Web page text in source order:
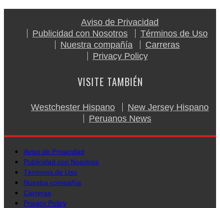
Aviso de Privacidad
Publicidad con Nosotros
Términos de Uso
Nuestra compañía
Carreras
Privacy Policy
VISITE TAMBIÉN
Westchester Hispano
New Jersey Hispano
Peruanos News
Aviso de Privacidad
Publicidad con Nosotros
Términos de Uso
Nuestra compañía
Carreras
Privacy Policy